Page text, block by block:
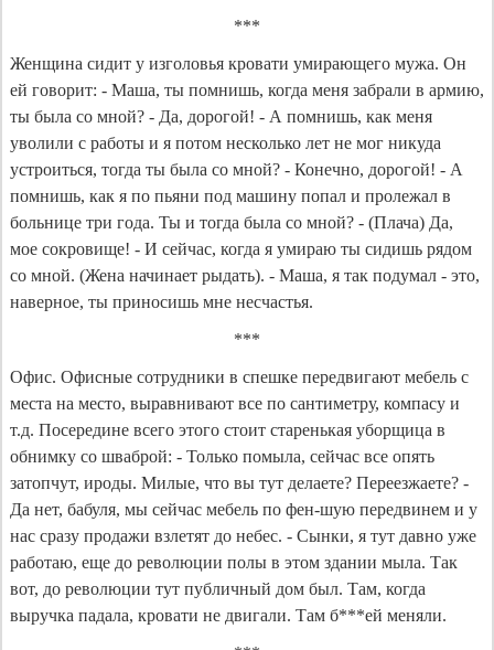
***
Женщина сидит у изголовья кровати умирающего мужа. Он
ей говорит: - Маша, ты помнишь, когда меня забрали в армию,
ты была со мной? - Да, дорогой! - А помнишь, как меня
уволили с работы и я потом несколько лет не мог никуда
устроиться, тогда ты была со мной? - Конечно, дорогой! - А
помнишь, как я по пьяни под машину попал и пролежал в
больнице три года. Ты и тогда была со мной? - (Плача) Да,
мое сокровище! - И сейчас, когда я умираю ты сидишь рядом
со мной. (Жена начинает рыдать). - Маша, я так подумал - это,
наверное, ты приносишь мне несчастья.
***
Офис. Oфисные сотрудники в спешке передвигают мебель с
места на место, выравнивают все по сантиметру, компасу и
т.д. Посередине всего этого стоит старенькая уборщица в
обнимку со шваброй: - Только помыла, сейчас все опять
затопчут, ироды. Милые, что вы тут делаете? Переезжаете? -
Да нет, бабуля, мы сейчас мебель по фен-шую передвинем и у
нас сразу продажи взлетят до небес. - Сынки, я тут давно уже
работаю, еще до революции полы в этом здании мыла. Так
вот, до революции тут публичный дом был. Там, когда
выручка падала, кровати не двигали. Там б***ей меняли.